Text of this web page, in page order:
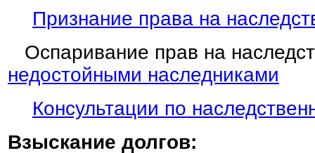
Признание права на
Оспаривание прав на
недостойными наследниками
Консультации по
Взыскание долгов: